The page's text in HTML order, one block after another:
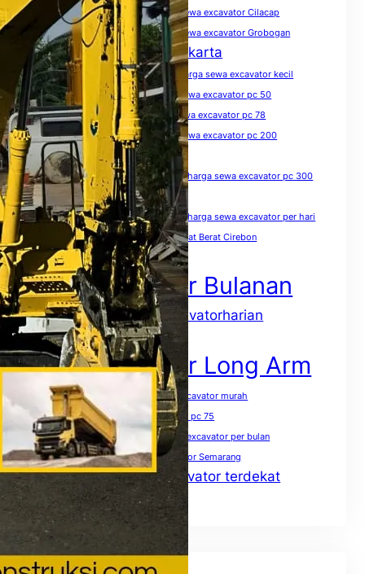
harga sewa excavator Brebes
harga sewa excavator Cilacap
harga sewa excavator Demak
harga sewa excavator Grobogan
Harga Sewa Excavator Jakarta
harga sewa excavator Jawa Tengah
harga sewa excavator kecil
harga sewa excavator Kendal
harga sewa excavator pc 50
harga sewa excavator pc 75
harga sewa excavator pc 78
harga sewa excavator pc 100
harga sewa excavator pc 200
harga sewa excavator pc 200 per hari
harga sewa excavator pc 200 per jam
harga sewa excavator pc 300
harga sewa excavator pc 300 per jam
harga sewa excavator pc 400 per jam
harga sewa excavator per hari
harga sewa excavator per jam
Sewa Alat Berat Cirebon
Sewa Excavator
Sewa Excavator Bulanan
Sewa excavator harian
sewaexcavatorharian
Sewa Excavator Jakarta
Sewa Excavator Long Arm
Sewa excavator mini terdekat
sewa excavator murah
Sewa excavator pc 50
Sewa excavator pc 75
Sewa excavator pc 200 per jam
Sewa excavator per bulan
Sewa excavator per hari
Sewa excavator Semarang
Sewa excavator solo
Sewa excavator terdekat